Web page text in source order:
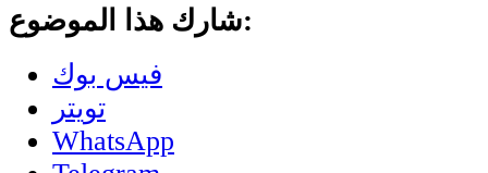
شارك هذا الموضوع:
فيس بوك
تويتر
WhatsApp